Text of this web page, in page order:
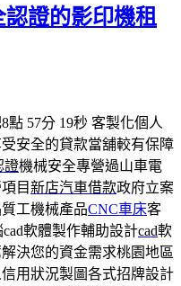
證的影印機租
點 57分 19秒 客製化個人
安全的貸款當舖較有保障
證機械安全專營過山車電
目新店汽車借款政府立案
工機械產品CNC車床客
軟體製作輔助設計cad軟
決您的資金需求桃園地區
用狀況製圖各式招牌設計